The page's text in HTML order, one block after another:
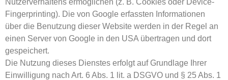
Fingerprinting). Die von Google erfassten Informationen
über die Benutzung dieser Website werden in der Regel an
einen Server von Google in den USA übertragen und dort
gespeichert.
Die Nutzung dieses Dienstes erfolgt auf Grundlage Ihrer
Einwilligung nach Art. 6 Abs. 1 lit. a DSGVO und § 25 Abs. 1